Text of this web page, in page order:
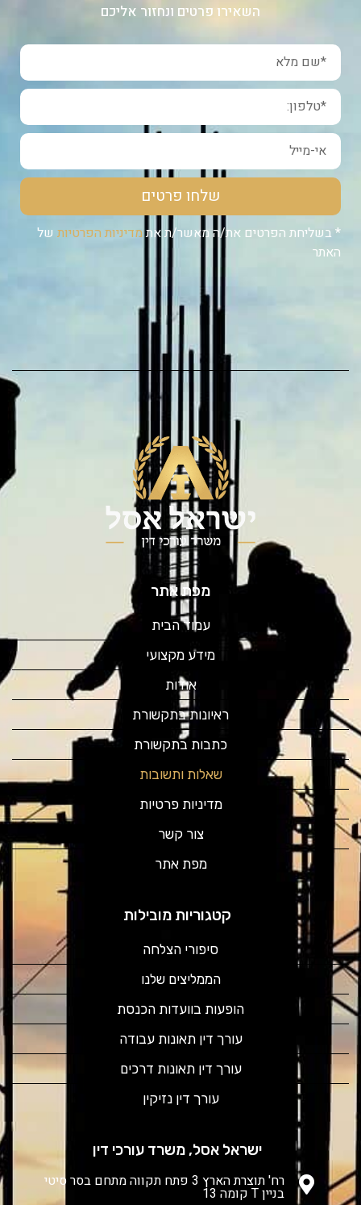
השאירו פרטים ונחזור אליכם
שלחו פרטים
* בשליחת הפרטים את/ה מאשר/ת אתמדיניות הפרטיות של
האתר
מפת אתר
עמוד הבית
מידע מקצועי
אודות
ראיונות בתקשורת
כתבות בתקשורת
שאלות ותשובות
מדיניות פרטיות
צור קשר
מפת אתר
קטגוריות מובילות
סיפורי הצלחה
הממליצים שלנו
הופעות בוועדות הכנסת
עורך דין תאונות עבודה
עורך דין תאונות דרכים
עורך דין נזיקין
ישראל אסל, משרד עורכי דין
רח' תוצרת הארץ 3 פתח תקווה מתחם בסר סיטי
בניין T קומה 13